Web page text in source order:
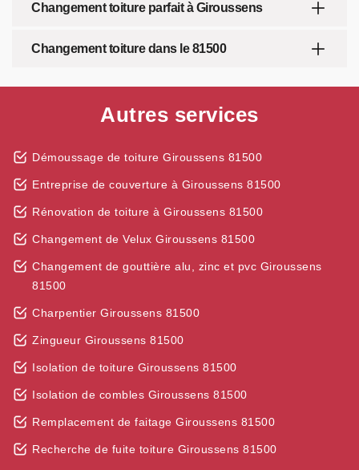
Changement toiture parfait à Giroussens
Changement toiture dans le 81500
Autres services
Démoussage de toiture Giroussens 81500
Entreprise de couverture à Giroussens 81500
Rénovation de toiture à Giroussens 81500
Changement de Velux Giroussens 81500
Changement de gouttière alu, zinc et pvc Giroussens
81500
Charpentier Giroussens 81500
Zingueur Giroussens 81500
Isolation de toiture Giroussens 81500
Isolation de combles Giroussens 81500
Remplacement de faitage Giroussens 81500
Recherche de fuite toiture Giroussens 81500